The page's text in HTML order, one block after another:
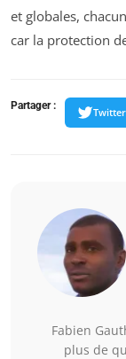
et globales,
car la protection
Partager :
Twitter
Fabien
plus de